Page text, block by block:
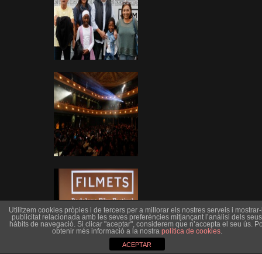
Utilitzem cookies pròpies i de tercers per a millorar els nostres serveis i
publicitat relacionada amb les seves preferències mitjançant l’anàlisi dels seus
hàbits de navegació. Si clicar "aceptar", considerem que n’accepta el seu ús.
obtenir més informació a la nostra política de cookies.
ACEPTAR